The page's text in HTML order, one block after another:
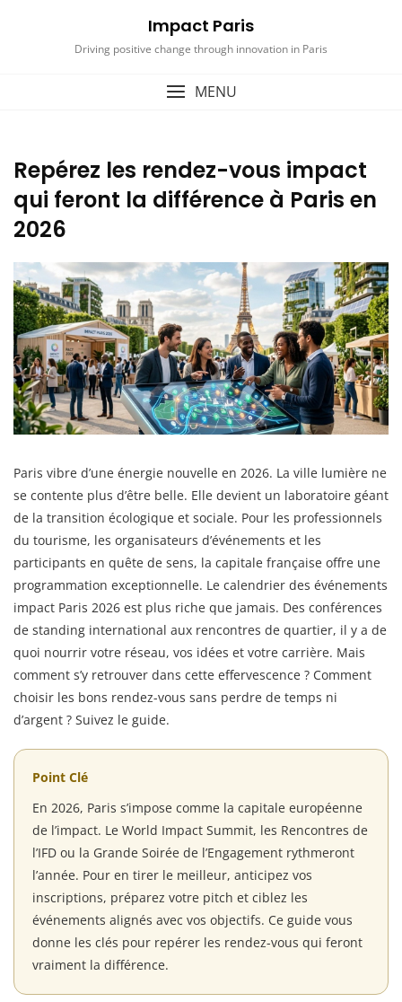
Impact Paris
Driving positive change through innovation in Paris
MENU
Repérez les rendez-vous impact
qui feront la différence à Paris en
2026
Paris vibre d’une énergie nouvelle en 2026. La ville lumière ne
se contente plus d’être belle. Elle devient un laboratoire géant
de la transition écologique et sociale. Pour les professionnels
du tourisme, les organisateurs d’événements et les
participants en quête de sens, la capitale française offre une
programmation exceptionnelle. Le calendrier des événements
impact Paris 2026 est plus riche que jamais. Des conférences
de standing international aux rencontres de quartier, il y a de
quoi nourrir votre réseau, vos idées et votre carrière. Mais
comment s’y retrouver dans cette effervescence ? Comment
choisir les bons rendez-vous sans perdre de temps ni
d’argent ? Suivez le guide.
Point Clé
En 2026, Paris s’impose comme la capitale européenne
de l’impact. Le World Impact Summit, les Rencontres de
l’IFD ou la Grande Soirée de l’Engagement rythmeront
l’année. Pour en tirer le meilleur, anticipez vos
inscriptions, préparez votre pitch et ciblez les
événements alignés avec vos objectifs. Ce guide vous
donne les clés pour repérer les rendez-vous qui feront
vraiment la différence.